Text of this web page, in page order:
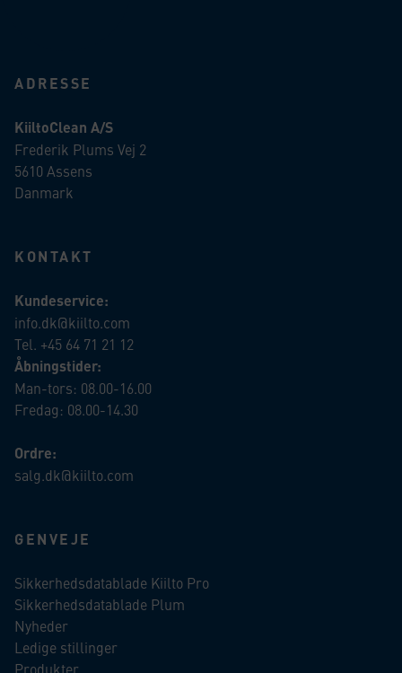
ADRESSE
KiiltoClean A/S
Frederik Plums Vej 2
5610 Assens
Danmark
KONTAKT
Kundeservice:
info.dk@kiilto.com
Tel. +45 64 71 21 12
Åbningstider:
Man-tors: 08.00-16.00
Fredag: 08.00-14.30
Ordre:
salg.dk@kiilto.com
GENVEJE
Sikkerhedsdatablade Kiilto Pro
Sikkerhedsdatablade Plum
Nyheder
Ledige stillinger
Produkter